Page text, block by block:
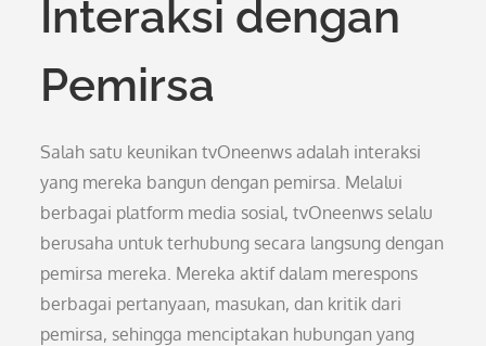
Interaksi dengan
Pemirsa
Salah satu keunikan tvOneenws adalah interaksi
yang mereka bangun dengan pemirsa. Melalui
berbagai platform media sosial, tvOneenws selalu
berusaha untuk terhubung secara langsung dengan
pemirsa mereka. Mereka aktif dalam merespons
berbagai pertanyaan, masukan, dan kritik dari
pemirsa, sehingga menciptakan hubungan yang